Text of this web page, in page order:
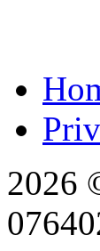
2026